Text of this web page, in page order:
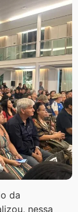
da
nessa